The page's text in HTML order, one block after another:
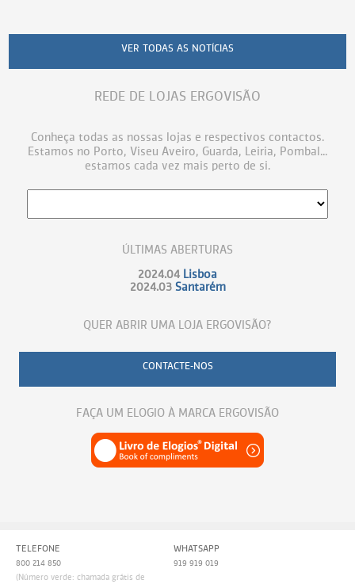
VER TODAS AS NOTÍCIAS
REDE DE LOJAS ERGOVISÃO
Conheça todas as nossas lojas e respectivos contactos.
Estamos no Porto, Viseu Aveiro, Guarda, Leiria, Pombal...
estamos cada vez mais perto de si.
ÚLTIMAS ABERTURAS
2024.04 Lisboa
2024.03 Santarém
QUER ABRIR UMA LOJA ERGOVISÃO?
CONTACTE-NOS
FAÇA UM ELOGIO À MARCA ERGOVISÃO
TELEFONE
800 214 850
(Número verde: chamada grátis de
WHATSAPP
919 919 019